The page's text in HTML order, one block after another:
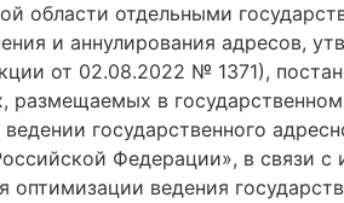
области отдельными
и аннулирования адресов,
от 02.08.2022 № 1371),
в
государственного
Федерации», в связи
ведения